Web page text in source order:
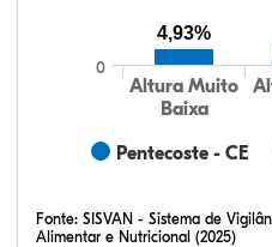
Pentecoste - CE
Altura Muito
Baixa
0
4,93%
Fonte: SISVAN - Sistema de
Alimentar e Nutricional (2025)